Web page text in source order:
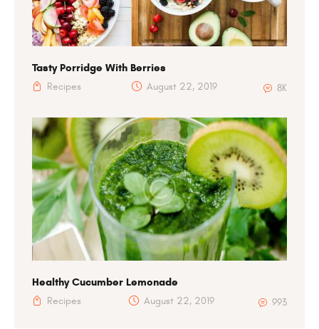
Tasty Porridge With Berries
Recipes August 22, 2019 8K
Healthy Cucumber Lemonade
Recipes August 22, 2019 993